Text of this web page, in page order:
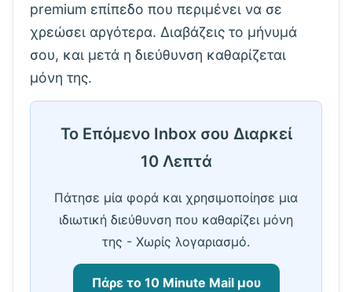
premium επίπεδο που περιμένει να σε
χρεώσει αργότερα. Διαβάζεις το μήνυμά
σου, και μετά η διεύθυνση καθαρίζεται
μόνη της.
Το Επόμενο Inbox σου Διαρκεί
10 Λεπτά
Πάτησε μία φορά και χρησιμοποίησε μια
ιδιωτική διεύθυνση που καθαρίζει μόνη
της - Χωρίς λογαριασμό.
Πάρε το 10 Minute Mail μου